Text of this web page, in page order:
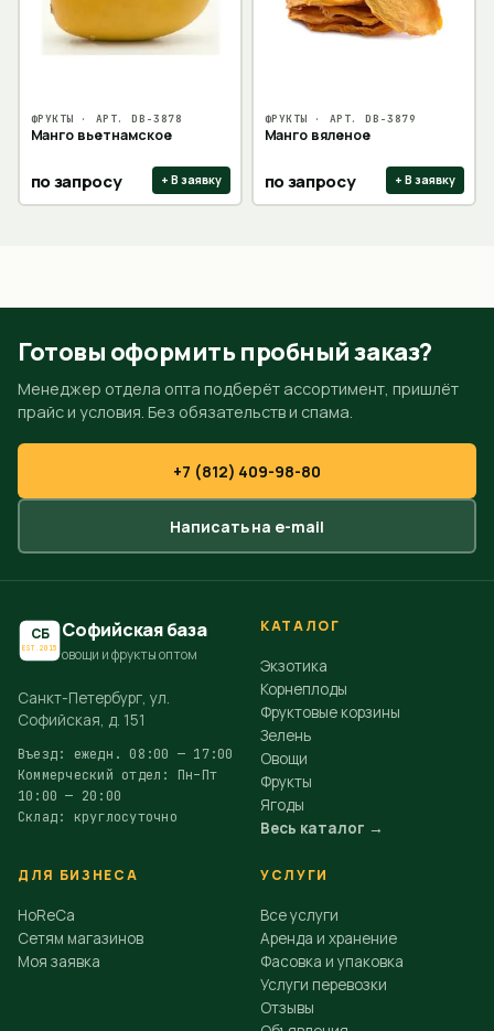
ФРУКТЫ · АРТ.DB-3878
Манго вьетнамское
по запросу + В заявку
ФРУКТЫ · АРТ.DB-3879
Манго вяленое
по запросу + В заявку
Готовы оформить пробный заказ?
Менеджер отдела опта подберёт ассортимент, пришлёт
прайс и условия. Без обязательств и спама.
+7 (812) 409-98-80
Написать на e-mail
СБ
EST.2015
Софийская база
овощи и фрукты оптом
Санкт-Петербург, ул.
Софийская, д. 151
Въезд: ежедн. 08:00 — 17:00
Коммерческий отдел: Пн–Пт
10:00 — 20:00
Склад: круглосуточно
КАТАЛОГ
Экзотика
Корнеплоды
Фруктовые корзины
Зелень
Овощи
Фрукты
Ягоды
Весь каталог →
ДЛЯ БИЗНЕСА
HoReCa
Сетям магазинов
Моя заявка
УСЛУГИ
Все услуги
Аренда и хранение
Фасовка и упаковка
Услуги перевозки
Отзывы